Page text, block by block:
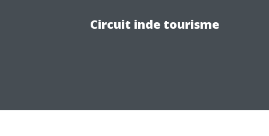
Circuit inde tourisme